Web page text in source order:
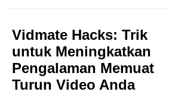
Vidmate. Pada terasnya, Vidmate
menggunakan algoritma lanjutan
untuk mengimbas tapak web seperti
YouTube, Facebook dan Instagram,
mengenal pasti dan mengekstrak
Vidmate Hacks: Trik
untuk Meningkatkan
Pengalaman Memuat
Turun Video Anda